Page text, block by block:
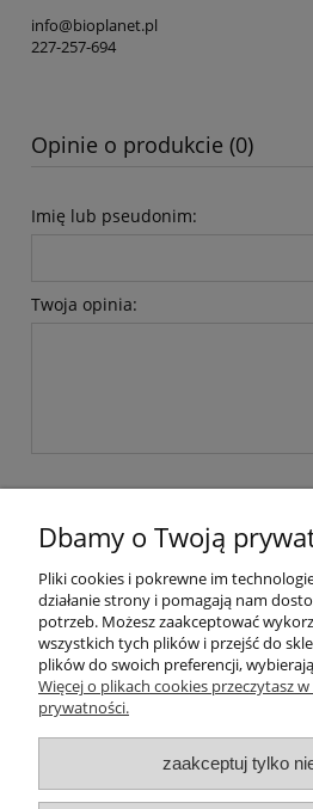
info@bioplanet.pl
227-257-694
Opinie o produkcie (0)
Imię lub pseudonim:
Twoja opinia:
Pomoc
Moje konto
Informacje
Dbamy o Twoją
Pliki cookies i pokrewne im
działanie strony i pomagają nam
potrzeb. Możesz zaakceptować
wszystkich tych plików i przejść do
plików do swoich preferencji,
Więcej o plikach cookies przeczytasz
prywatności.
zaakceptuj tylko